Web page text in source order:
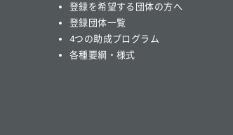
登録を希望する団体の方へ
登録団体一覧
4つの助成プログラム
各種要綱・様式